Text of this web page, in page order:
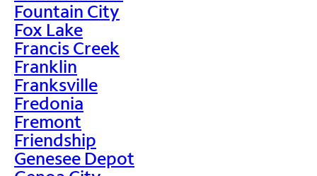
Fountain City
Fox Lake
Francis Creek
Franklin
Franksville
Fredonia
Fremont
Friendship
Genesee Depot